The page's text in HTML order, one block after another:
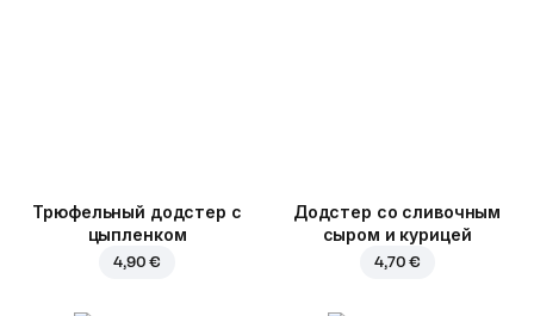
Трюфельный додстер c
цыпленком
4,90 €
Додстер со сливочным
сыром и курицей
4,70 €